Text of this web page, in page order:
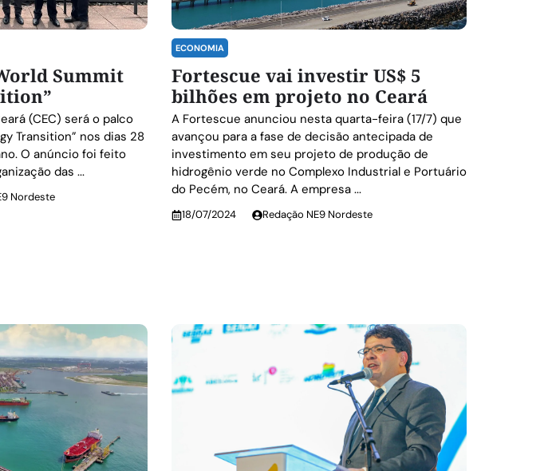
Summit
(CEC) será o palco
Transition” nos dias 28
O anúncio foi feito
das ...
Nordeste
ECONOMIA
Fortescue vai investir US$ 5
bilhões em projeto no Ceará
A Fortescue anunciou nesta quarta-feira (17/7) que
avançou para a fase de decisão antecipada de
investimento em seu projeto de produção de
hidrogênio verde no Complexo Industrial e Portuário
do Pecém, no Ceará. A empresa ...
18/07/2024 Redação NE9 Nordeste